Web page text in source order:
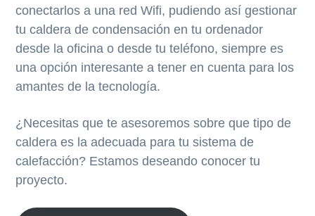
conectarlos a una red Wifi, pudiendo así gestionar
tu caldera de condensación en tu ordenador
desde la oficina o desde tu teléfono, siempre es
una opción interesante a tener en cuenta para los
amantes de la tecnología.
¿Necesitas que te asesoremos sobre que tipo de
caldera es la adecuada para tu sistema de
calefacción? Estamos deseando conocer tu
proyecto.